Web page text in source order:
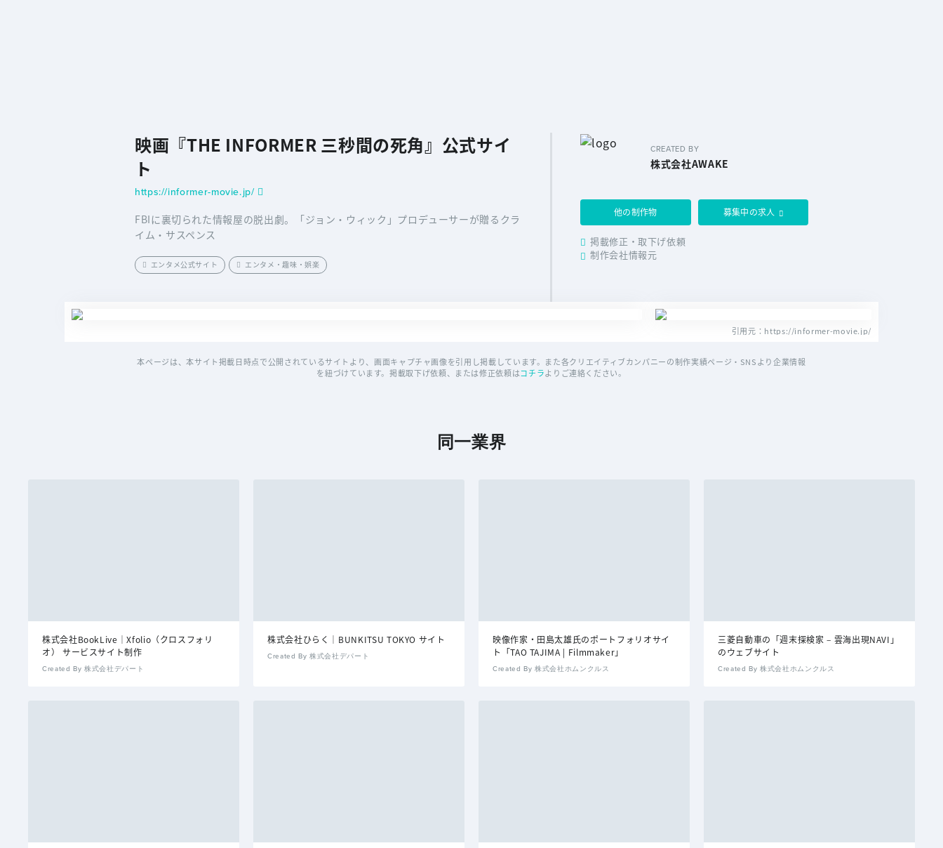
映画『THE INFORMER 三秒間の死角』公式サイ
ト
https://informer-movie.jp/
FBIに裏切られた情報屋の脱出劇。「ジョン・ウィック」プロデューサーが贈るクラ
イム・サスペンス
エンタメ公式サイト エンタメ・趣味・娯楽
CREATED BY
株式会社AWAKE
他の制作物 募集中の求人
掲載修正・取下げ依頼
制作会社情報元
引用元：https://informer-movie.jp/
本ページは、本サイト掲載日時点で公開されているサイトより、画面キャプチャ画像を引用し掲載しています。また各クリエイティブカンパニーの制作実績ページ・SNSより企業情報
を紐づけています。掲載取下げ依頼、または修正依頼はコチラよりご連絡ください。
同一業界
株式会社BookLive｜Xfolio（クロスフォリ
オ） サービスサイト制作
Created By 株式会社デパート
株式会社ひらく｜BUNKITSU TOKYO サイト
Created By 株式会社デパート
映像作家・田島太雄氏のポートフォリオサイ
ト「TAO TAJIMA | Filmmaker」
Created By 株式会社ホムンクルス
三菱自動車の「週末探検家 – 雲海出現NAVI」
のウェブサイト
Created By 株式会社ホムンクルス